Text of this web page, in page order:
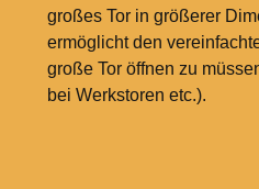
großes Tor in größerer
ermöglicht den
große Tor öffnen zu
bei Werkstoren etc.).